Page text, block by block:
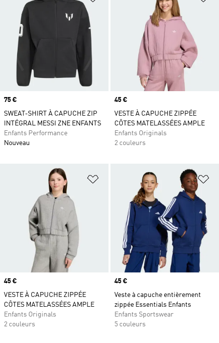
Prix
75 €
SWEAT-SHIRT À CAPUCHE ZIP
INTÉGRAL MESSI ZNE ENFANTS
Enfants Performance
Nouveau
Prix
45 €
VESTE À CAPUCHE ZIPPÉE
CÔTES MATELASSÉES AMPLE
Enfants Originals
2 couleurs
Ajouter à la Liste de produits
Prix
45 €
VESTE À CAPUCHE ZIPPÉE
CÔTES MATELASSÉES AMPLE
Enfants Originals
2 couleurs
Prix
45 €
Veste à capuche entièrement
zippée Essentials Enfants
Enfants Sportswear
5 couleurs